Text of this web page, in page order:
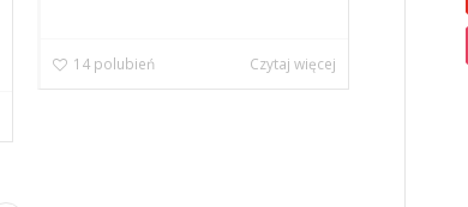
14 polubień Czytaj więcej